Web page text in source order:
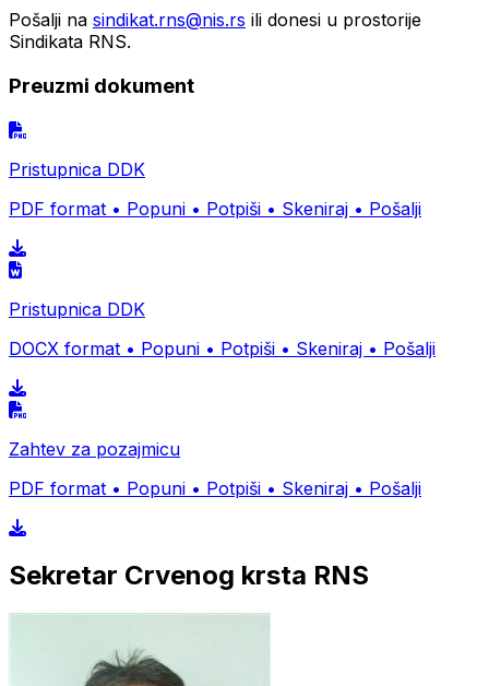
Pošalji na sindikat.rns@nis.rs ili donesi u prostorije
Sindikata RNS.
Preuzmi dokument
Pristupnica DDK
PDF format • Popuni • Potpiši • Skeniraj • Pošalji
Pristupnica DDK
DOCX format • Popuni • Potpiši • Skeniraj • Pošalji
Zahtev za pozajmicu
PDF format • Popuni • Potpiši • Skeniraj • Pošalji
Sekretar Crvenog krsta RNS